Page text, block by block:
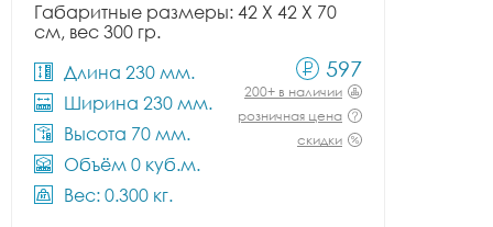
Габаритные размеры: 42 X 42 X 70
см, вес 300 гр.
Длина 230 мм.
Ширина 230 мм.
Высота 70 мм.
Объём 0 куб.м.
Вес: 0.300 кг.
597
200+ в наличии
розничная цена
скидки